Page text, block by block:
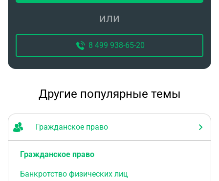
или
8 499 938-65-20
Другие популярные темы
Гражданское право
Гражданское право
Банкротство физических лиц